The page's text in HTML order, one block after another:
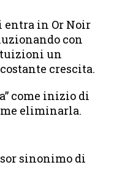
in Or Noir
con
un
crescita.
come inizio di
eliminarla.
sinonimo di